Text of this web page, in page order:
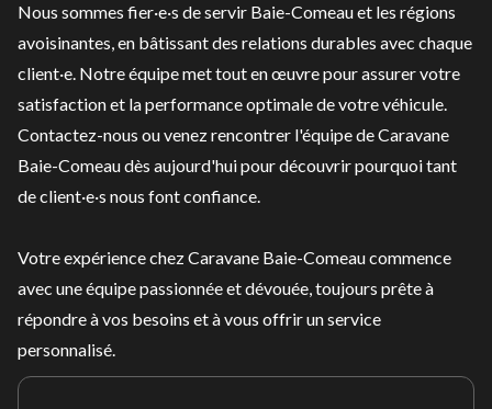
Nous sommes fier·e·s de servir Baie-Comeau et les régions
avoisinantes, en bâtissant des relations durables avec chaque
client·e. Notre équipe met tout en œuvre pour assurer votre
satisfaction et la performance optimale de votre véhicule.
Contactez-nous ou venez rencontrer l'équipe de Caravane
Baie-Comeau dès aujourd'hui pour découvrir pourquoi tant
de client·e·s nous font confiance.
Votre expérience chez Caravane Baie-Comeau commence
avec une équipe passionnée et dévouée, toujours prête à
répondre à vos besoins et à vous offrir un service
personnalisé.